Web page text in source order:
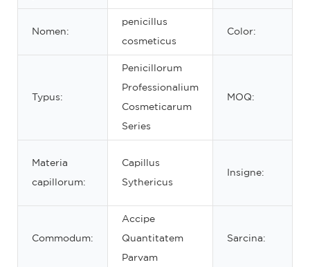
Nomen:
penicillus
cosmeticus
Color:
Typus:
Penicillorum
Professionalium
Cosmeticarum
Series
MOQ:
Materia
capillorum:
Capillus
Sythericus
Insigne:
Commodum:
Accipe
Quantitatem
Parvam
Sarcina: